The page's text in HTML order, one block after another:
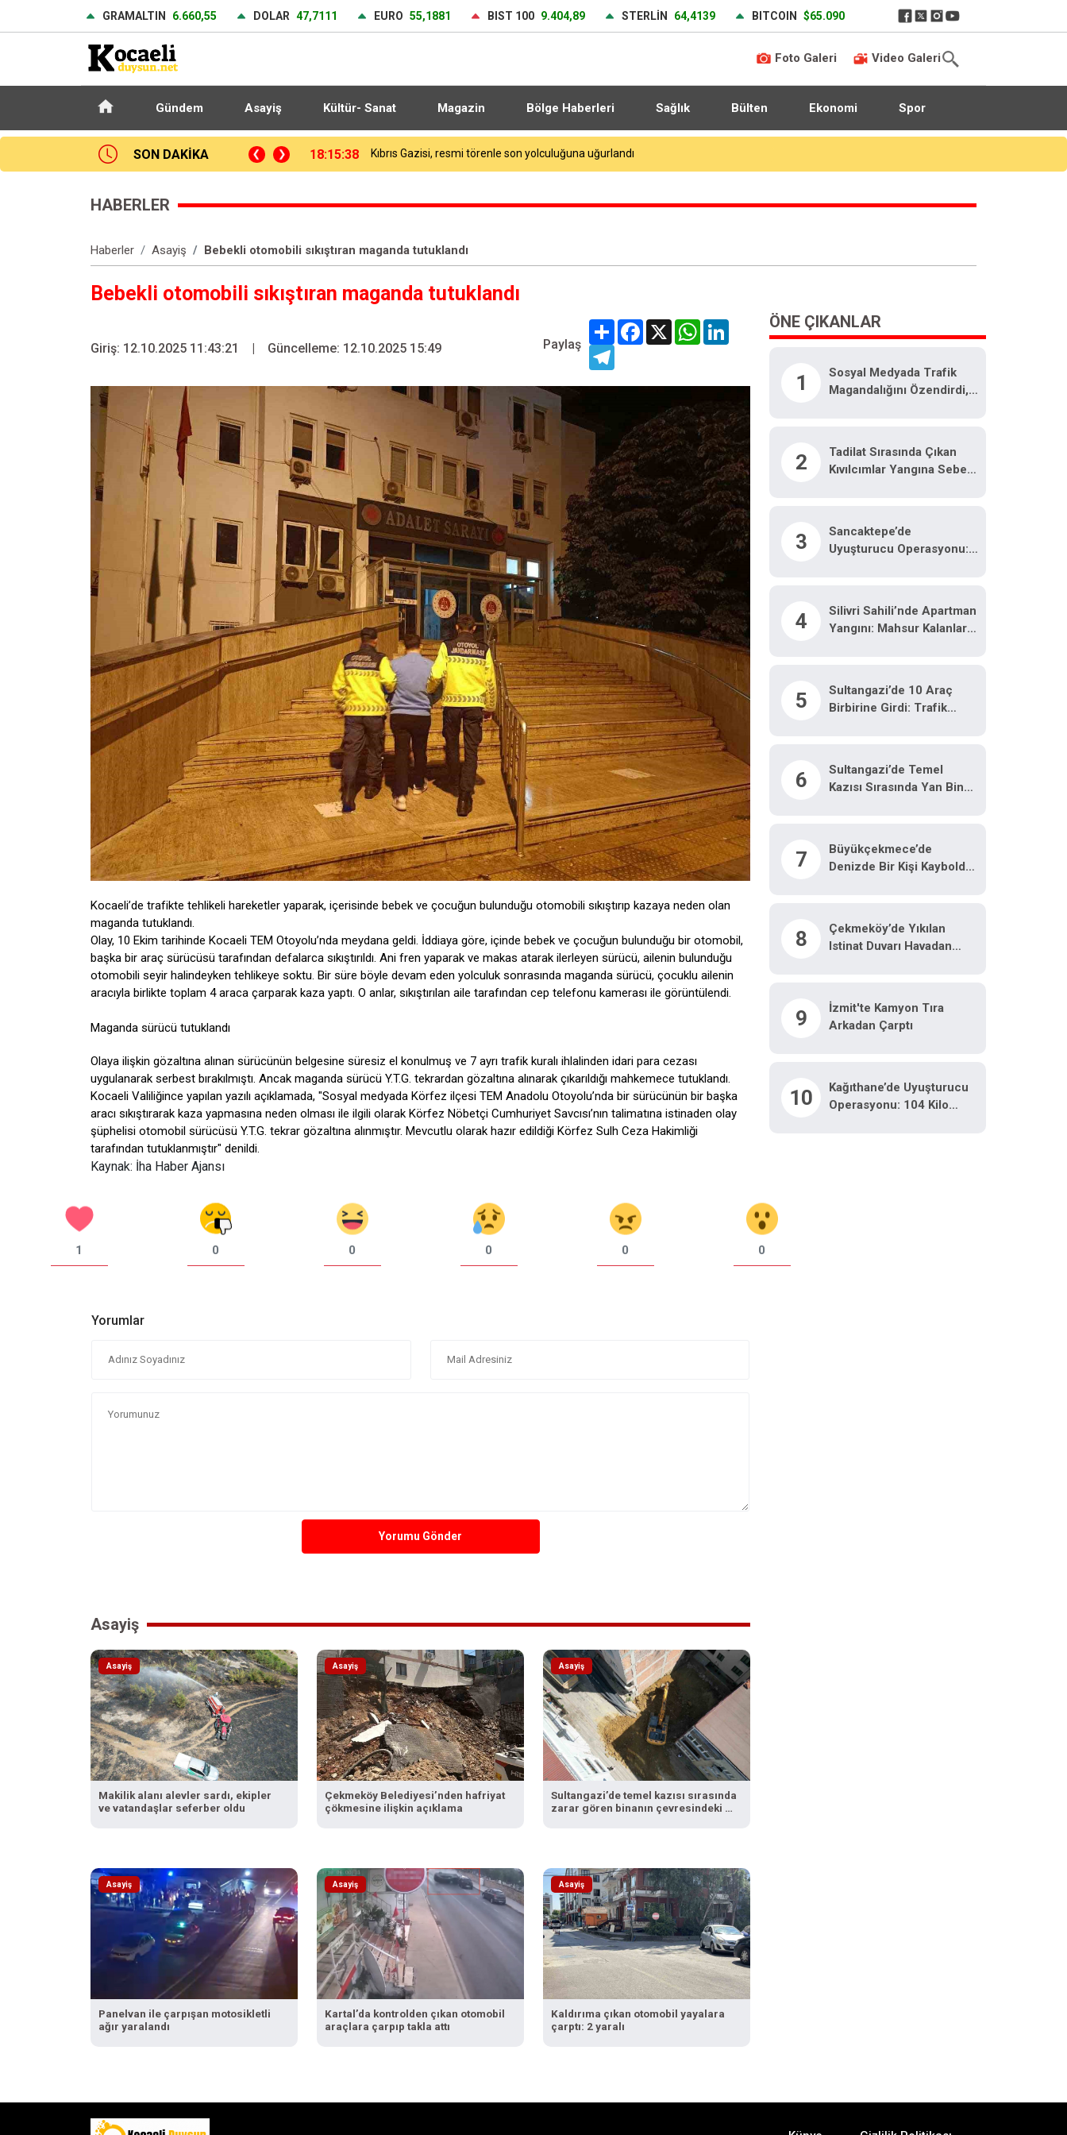
GRAMALTIN 6.660,55 DOLAR 47,7111 EURO 55,1881 BIST 100 9.404,89 STERLİN 64,4139 BITCOIN $65.090
Foto Galeri Video Galeri
Gündem Asayiş Kültür- Sanat Magazin Bölge Haberleri Sağlık Bülten Ekonomi Spor
SON DAKİKA
son yolculuğuna uğurlandı 17:29:41 Özel Sporcular Down Judo Milli Takımı namağlup dünya şampiyonu
HABERLER
Haberler Asayiş Bebekli otomobili sıkıştıran maganda tutuklandı
Bebekli otomobili sıkıştıran maganda tutuklandı
Giriş: 12.10.2025 11:43:21 | Güncelleme: 12.10.2025 15:49 Paylaş
ShareFacebook
X WhatsAppLinkedIn
Telegram
Kocaeli’de trafikte tehlikeli hareketler yaparak, içerisinde bebek ve çocuğun bulunduğu otomobili sıkıştırıp kazaya neden olan
maganda tutuklandı.
Olay, 10 Ekim tarihinde Kocaeli TEM Otoyolu’nda meydana geldi. İddiaya göre, içinde bebek ve çocuğun bulunduğu bir otomobil,
başka bir araç sürücüsü tarafından defalarca sıkıştırıldı. Ani fren yaparak ve makas atarak ilerleyen sürücü, ailenin bulunduğu
otomobili seyir halindeyken tehlikeye soktu. Bir süre böyle devam eden yolculuk sonrasında maganda sürücü, çocuklu ailenin
aracıyla birlikte toplam 4 araca çarparak kaza yaptı. O anlar, sıkıştırılan aile tarafından cep telefonu kamerası ile görüntülendi.
Maganda sürücü tutuklandı
Olaya ilişkin gözaltına alınan sürücünün belgesine süresiz el konulmuş ve 7 ayrı trafik kuralı ihlalinden idari para cezası
uygulanarak serbest bırakılmıştı. Ancak maganda sürücü Y.T.G. tekrardan gözaltına alınarak çıkarıldığı mahkemece tutuklandı.
Kocaeli Valiliğince yapılan yazılı açıklamada, "Sosyal medyada Körfez ilçesi TEM Anadolu Otoyolu’nda bir sürücünün bir başka
aracı sıkıştırarak kaza yapmasına neden olması ile ilgili olarak Körfez Nöbetçi Cumhuriyet Savcısı’nın talimatına istinaden olay
şüphelisi otomobil sürücüsü Y.T.G. tekrar gözaltına alınmıştır. Mevcutlu olarak hazır edildiği Körfez Sulh Ceza Hakimliği
tarafından tutuklanmıştır" denildi.
Kaynak: İha Haber Ajansı
1 0 0 0 0 0
Yorumlar
Yorumu Gönder
Asayiş
Asayiş
Makilik alanı alevler sardı, ekipler
ve vatandaşlar seferber oldu
Asayiş
Çekmeköy Belediyesi’nden hafriyat
çökmesine ilişkin açıklama
Asayiş
Sultangazi’de temel kazısı sırasında
zarar gören binanın çevresindeki 3
Asayiş
Panelvan ile çarpışan motosikletli
ağır yaralandı
Asayiş
Kartal’da kontrolden çıkan otomobil
araçlara çarpıp takla attı
Asayiş
Kaldırıma çıkan otomobil yayalara
çarptı: 2 yaralı
ÖNE ÇIKANLAR
1
Sosyal Medyada Trafik
Magandalığını Özendirdi,
2
Tadilat Sırasında Çıkan
Kıvılcımlar Yangına Sebep
3
Sancaktepe’de
Uyuşturucu Operasyonu:
4
Silivri Sahili’nde Apartman
Yangını: Mahsur Kalanlar
5
Sultangazi’de 10 Araç
Birbirine Girdi: Trafik
6
Sultangazi’de Temel
Kazısı Sırasında Yan Bina
7
Büyükçekmece’de
Denizde Bir Kişi Kayboldu
8
Çekmeköy’de Yıkılan
Istinat Duvarı Havadan
9
İzmit'te Kamyon Tıra
Arkadan Çarptı
10
Kağıthane’de Uyuşturucu
Operasyonu: 104 Kilo